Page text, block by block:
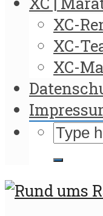
XC-
XC-
XC-